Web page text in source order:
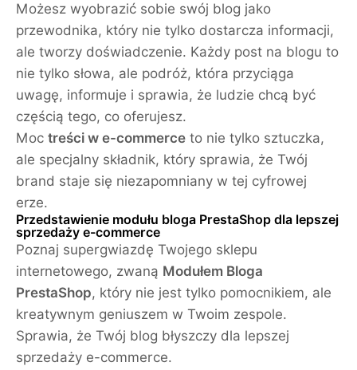
Możesz wyobrazić sobie swój blog jako
przewodnika, który nie tylko dostarcza informacji,
ale tworzy doświadczenie. Każdy post na blogu to
nie tylko słowa, ale podróż, która przyciąga
uwagę, informuje i sprawia, że ludzie chcą być
częścią tego, co oferujesz.
Moc treści w e-commerce to nie tylko sztuczka,
ale specjalny składnik, który sprawia, że Twój
brand staje się niezapomniany w tej cyfrowej
erze.
Przedstawienie modułu bloga PrestaShop dla lepszej
sprzedaży e-commerce
Poznaj supergwiazdę Twojego sklepu
internetowego, zwaną Modułem Bloga
PrestaShop, który nie jest tylko pomocnikiem, ale
kreatywnym geniuszem w Twoim zespole.
Sprawia, że Twój blog błyszczy dla lepszej
sprzedaży e-commerce.